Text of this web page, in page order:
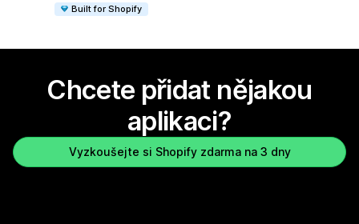
Built for Shopify
Chcete přidat nějakou
aplikaci?
Vyzkoušejte si Shopify zdarma na 3 dny